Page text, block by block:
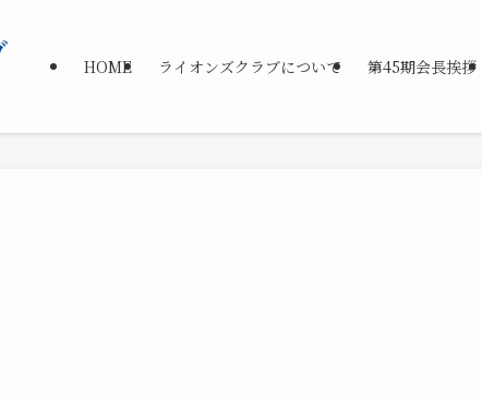
HOME ライオンズクラブについて 第45期会長挨拶